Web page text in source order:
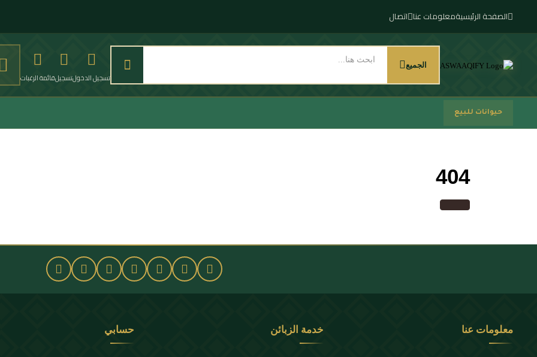
الصفحة الرئيسيةمعلومات عنا اتصال
الجميع
تسجيل الدخولتسجيلقائمة الرغبات
حيوانات للبيع
404
معلومات عنا خدمة الزبائن حسابي